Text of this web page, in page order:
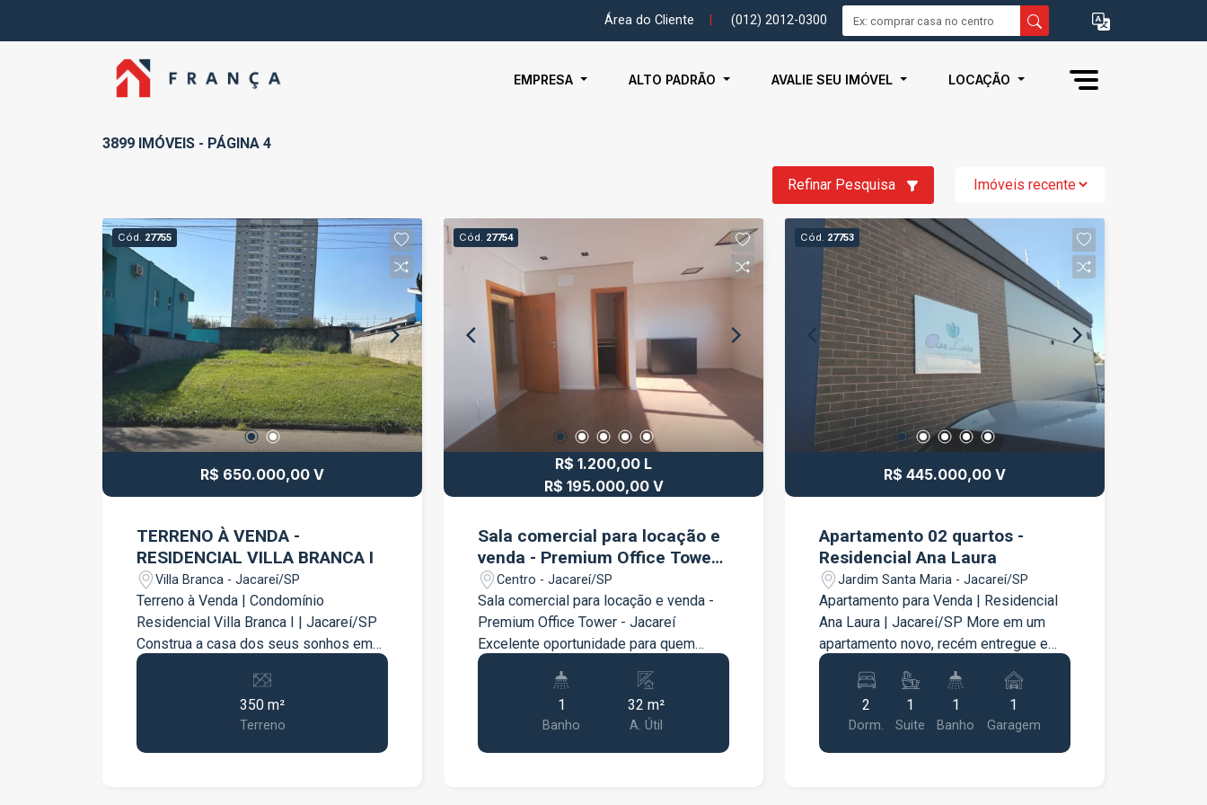
Área do Cliente (012) 2012-0300
EMPRESA ALTO PADRÃO AVALIE SEU IMÓVEL LOCAÇÃO
3899 IMÓVEIS - PÁGINA 4
Refinar Pesquisa
Cód. 27755
R$ 650.000,00 V
TERRENO À VENDA -
RESIDENCIAL VILLA BRANCA I
Villa Branca - Jacareí/SP
Terreno à Venda | Condomínio
Residencial Villa Branca I | Jacareí/SP
Construa a casa dos seus sonhos em
um dos condomínios mais desejados
possui 350m², oferecendo amplo
espaço para desenvolver um projeto
moderno, confortável e com toda a
350 m²
Terreno
Cód. 27754
R$ 1.200,00 L
R$ 195.000,00 V
Sala comercial para locação e
venda - Premium Office Tower -
Jacareí
Centro - Jacareí/SP
Sala comercial para locação e venda -
Premium Office Tower - Jacareí
Excelente oportunidade para quem
busca um espaço moderno e bem
localizado para instalar sua empresa ou
no Premium Office Tower, um
empreendimento com estrutura voltada
1
Banho
32 m²
A. Útil
Cód. 27753
R$ 445.000,00 V
Apartamento 02 quartos -
Residencial Ana Laura
Jardim Santa Maria - Jacareí/SP
Apartamento para Venda | Residencial
Ana Laura | Jacareí/SP More em um
apartamento novo, recém entregue e
nunca habitado, pronto para receber
você e sua família com conforto,
praticidade e segurança. Localizado no
Residencial Ana Laura, este imóvel
oferece ambientes bem distribuídos e
2
Dorm.
1
Suite
1
Banho
1
Garagem